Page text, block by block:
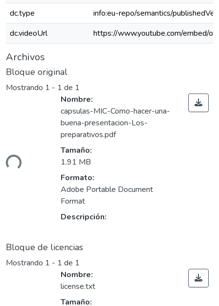
dc.type
info:eu-repo/semantics/
dc.videoUrl
https://www.youtube.com/embed/
Archivos
Bloque original
Mostrando 1 - 1 de 1
Nombre:
capsulas-MIC-Como-hacer-una-
buena-presentacion-Los-
preparativos.pdf
Tamaño:
1.91 MB
Formato:
Adobe Portable Document
Format
Descripción:
Bloque de licencias
Mostrando 1 - 1 de 1
Nombre:
license.txt
Tamaño: